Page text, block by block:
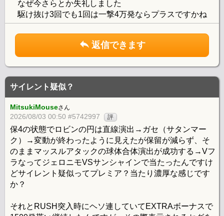
なぜ今さらとか失礼しました
駆け抜け3回でも1回は一撃4万発ならプラスですかね
返信できます
サイレント疑似？
MitsukiMouseさん
2026/08/03 00:50 #5742997 評
保4の状態でロビンの円は直線演出→ガセ（サタンマー
ク）→変動が終わったように見えたが保留が減らず、そ
のままマッスルアタックの球体合体演出が成功する→Vフ
ラなってジェロニモVSサンシャインで当たったんですけ
どサイレント疑似ってプレミア？当たり濃厚な感じです
か？
それとRUSH突入時にヘソ連していてEXTRAボーナスで